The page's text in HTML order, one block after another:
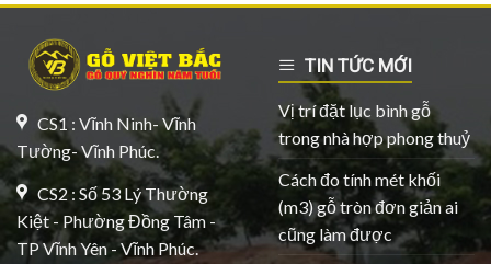
CS1 : Vĩnh Ninh- Vĩnh
Tường- Vĩnh Phúc.
CS2 : Số 53 Lý Thường
Kiệt - Phường Đồng Tâm -
TP Vĩnh Yên - Vĩnh Phúc.
TIN TỨC MỚI
Vị trí đặt lục bình gỗ
trong nhà hợp phong thuỷ
Cách đo tính mét khối
(m3) gỗ tròn đơn giản ai
cũng làm được